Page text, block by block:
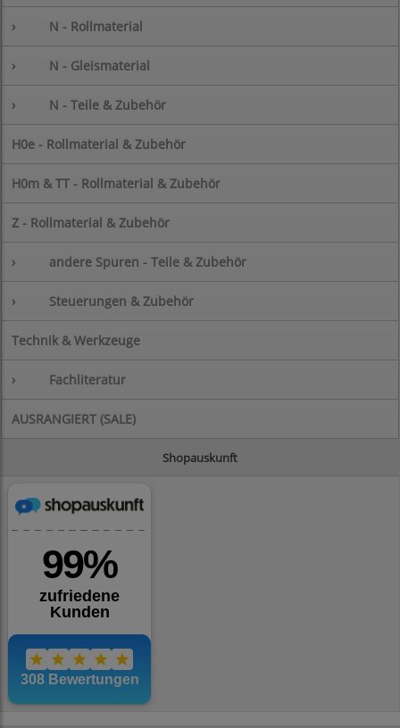
› N - Rollmaterial
› N - Gleismaterial
› N - Teile & Zubehör
H0e - Rollmaterial & Zubehör
H0m & TT - Rollmaterial & Zubehör
Z - Rollmaterial & Zubehör
› andere Spuren - Teile & Zubehör
› Steuerungen & Zubehör
Technik & Werkzeuge
› Fachliteratur
AUSRANGIERT (SALE)
Shopauskunft